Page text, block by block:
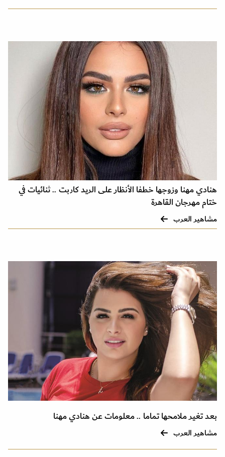
هنادي مهنا وزوجها خطفا الأنظار على الريد كاربت .. ثنائيات في
ختام مهرجان القاهرة
مشاهير العرب
بعد تغير ملامحها تماما .. معلومات عن هنادي مهنا
مشاهير العرب